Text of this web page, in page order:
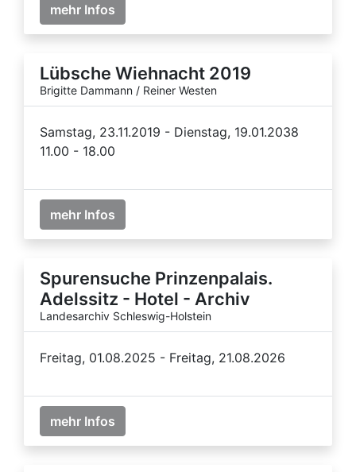
mehr Infos
Lübsche Wiehnacht 2019
Brigitte Dammann / Reiner Westen
Samstag, 23.11.2019 - Dienstag, 19.01.2038
11.00 - 18.00
mehr Infos
Spurensuche Prinzenpalais.
Adelssitz - Hotel - Archiv
Landesarchiv Schleswig-Holstein
Freitag, 01.08.2025 - Freitag, 21.08.2026
mehr Infos